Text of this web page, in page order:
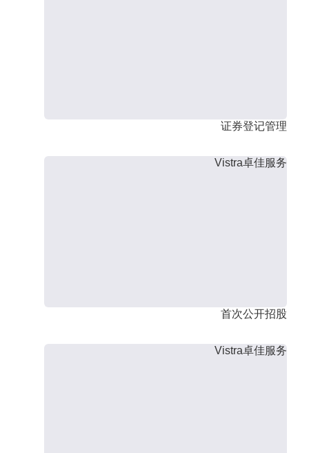
证券登记管理
Vistra卓佳服务
首次公开招股
Vistra卓佳服务